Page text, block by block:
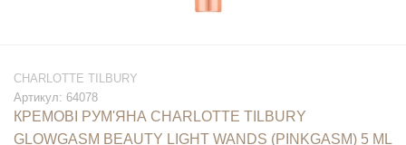
CHARLOTTE TILBURY
Артикул: 64078
КРЕМОВІ РУМ'ЯНА CHARLOTTE TILBURY
GLOWGASM BEAUTY LIGHT WANDS (PINKGASM) 5 ML